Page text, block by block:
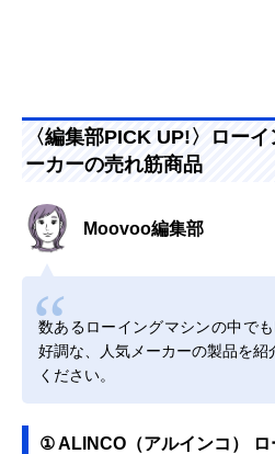
〈編集部PICK UP!〉ロー
ーカーの売れ筋商品
Moovoo編集部
数あるローイングマシンの中で
好調な、人気メーカーの製品を紹
ください。
① ALINCO（アルインコ） ロ